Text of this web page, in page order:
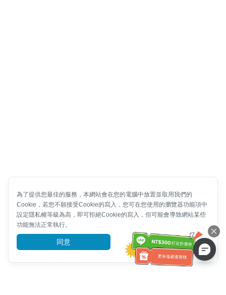
為了提供您最佳的服務，本網站會在您的電腦中放置並取用我們的
Cookie，若您不願接受Cookie的寫入，您可在您使用的瀏覽器功能項中
設定隱私權等級為高，即可拒絕Cookie的寫入，但可能會導致網站某些
功能無法正常執行。
同意 前往了解